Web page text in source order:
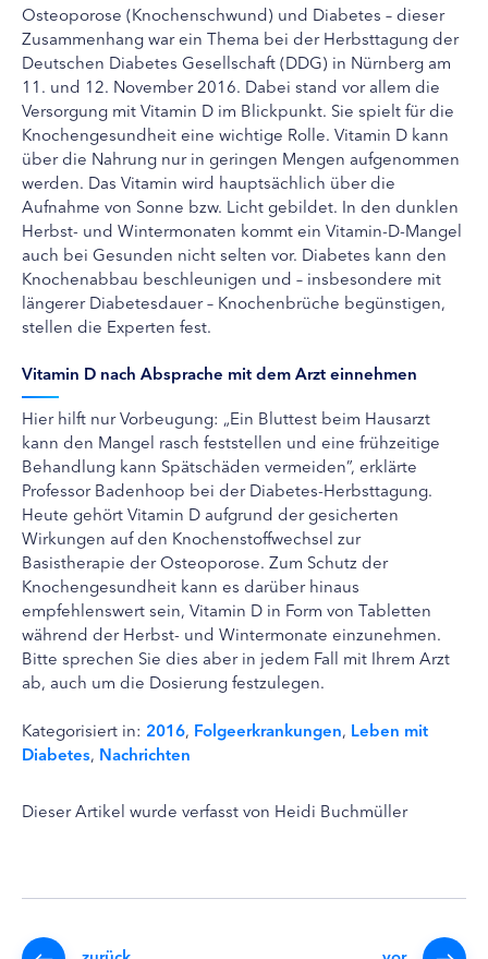
Osteoporose (Knochenschwund) und Diabetes – dieser
Zusammenhang war ein Thema bei der Herbsttagung der
Deutschen Diabetes Gesellschaft (DDG) in Nürnberg am
11. und 12. November 2016. Dabei stand vor allem die
Versorgung mit Vitamin D im Blickpunkt. Sie spielt für die
Knochengesundheit eine wichtige Rolle. Vitamin D kann
über die Nahrung nur in geringen Mengen aufgenommen
werden. Das Vitamin wird hauptsächlich über die
Aufnahme von Sonne bzw. Licht gebildet. In den dunklen
Herbst- und Wintermonaten kommt ein Vitamin-D-Mangel
auch bei Gesunden nicht selten vor. Diabetes kann den
Knochenabbau beschleunigen und – insbesondere mit
längerer Diabetesdauer – Knochenbrüche begünstigen,
stellen die Experten fest.
Vitamin D nach Absprache mit dem Arzt einnehmen
Hier hilft nur Vorbeugung: „Ein Bluttest beim Hausarzt
kann den Mangel rasch feststellen und eine frühzeitige
Behandlung kann Spätschäden vermeiden”, erklärte
Professor Badenhoop bei der Diabetes-Herbsttagung.
Heute gehört Vitamin D aufgrund der gesicherten
Wirkungen auf den Knochenstoffwechsel zur
Basistherapie der Osteoporose. Zum Schutz der
Knochengesundheit kann es darüber hinaus
empfehlenswert sein, Vitamin D in Form von Tabletten
während der Herbst- und Wintermonate einzunehmen.
Bitte sprechen Sie dies aber in jedem Fall mit Ihrem Arzt
ab, auch um die Dosierung festzulegen.
Kategorisiert in: 2016, Folgeerkrankungen, Leben mit
Diabetes, Nachrichten
Dieser Artikel wurde verfasst von Heidi Buchmüller